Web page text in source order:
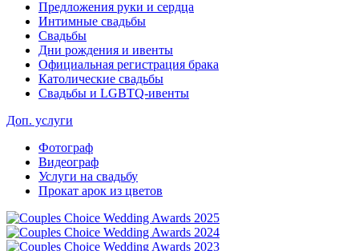
Предложения руки и сердца
Интимные свадьбы
Свадьбы
Дни рождения и ивенты
Официальная регистрация брака
Католические свадьбы
Свадьбы и LGBTQ-ивенты
Доп. услуги
Фотограф
Видеограф
Услуги на свадьбу
Прокат арок из цветов